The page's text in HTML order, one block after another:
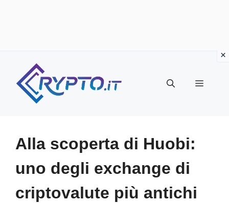
contenuto
Menu
Alla scoperta di Huobi:
uno degli exchange di
criptovalute più antichi